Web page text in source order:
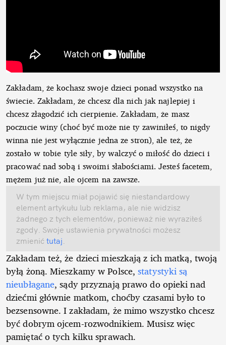
Zakładam, że kochasz swoje dzieci ponad wszystko na
świecie. Zakładam, że chcesz dla nich jak najlepiej i
chcesz złagodzić ich cierpienie. Zakładam, że masz
poczucie winy (choć być może nie ty zawiniłeś, to nigdy
winna nie jest wyłącznie jedna ze stron), ale też, że
zostało w tobie tyle siły, by walczyć o miłość do dzieci i
pracować nad sobą i swoimi słabościami. Jesteś facetem,
mężem już nie, ale ojcem na zawsze.
W tym miejscu miał pojawić się niestandardowy
element artykułu lub reklama, ale nie widzisz
żadnego z tych elementów, ponieważ nie wyraziłeś
zgody. Swoje ustawienia prywatności możesz
zmienić tutaj.
Zakładam też, że dzieci mieszkają z ich matką, twoją
byłą żoną. Mieszkamy w Polsce,statystyki są
nieubłagane, sądy przyznają prawo do opieki nad
dziećmi głównie matkom, choćby czasami było to
bezsensowne. I zakładam, że mimo wszystko chcesz
być dobrym ojcem-rozwodnikiem. Musisz więc
pamiętać o tych kilku sprawach.